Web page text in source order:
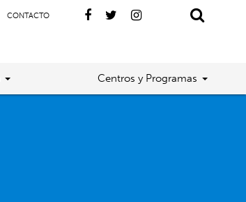
CONTACTO
Centros y Programas